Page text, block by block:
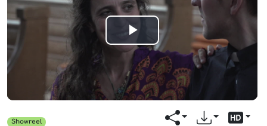
Play
Video
Showreel